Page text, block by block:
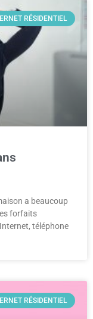
RÉSIDENTIEL
a beaucoup
forfaits
téléphone
RÉSIDENTIEL